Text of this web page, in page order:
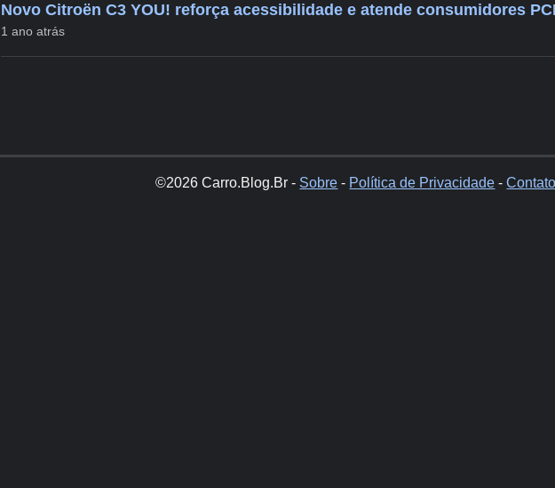
Novo Citroën C3 YOU! reforça acessibilidade e atende consumidores
1 ano atrás
©2026 Carro.Blog.Br - Sobre - Política de Privacidade -